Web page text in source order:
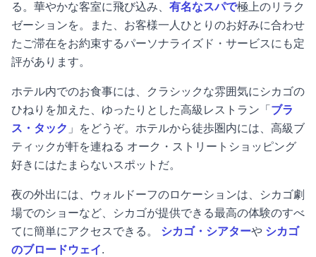
る。華やかな客室に飛び込み、 有名なスパで極上のリラク
ゼーションを。また、お客様一人ひとりのお好みに合わせ
たご滞在をお約束するパーソナライズド・サービスにも定
評があります。
ホテル内でのお食事には、クラシックな雰囲気にシカゴの
ひねりを加えた、ゆったりとした高級レストラン「 ブラ
ス・タック 」をどうぞ。ホテルから徒歩圏内には、高級ブ
ティックが軒を連ねる オーク・ストリート ショッピング
好きにはたまらないスポットだ。
夜の外出には、ウォルドーフのロケーションは、シカゴ劇
場でのショーなど、シカゴが提供できる最高の体験のすべ
てに簡単にアクセスできる。 シカゴ・シアターや シカゴ
のブロードウェイ.